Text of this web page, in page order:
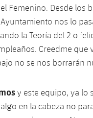
Femenino. Desde los
nos lo
la Teoría del 2 o
Creedme que
no se nos borrarán
y este equipo, ya lo
en la cabeza no